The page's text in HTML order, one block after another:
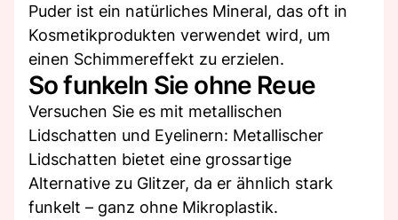
Puder ist ein natürliches Mineral, das oft in
Kosmetikprodukten verwendet wird, um
einen Schimmereffekt zu erzielen.
So funkeln Sie ohne Reue
Versuchen Sie es mit metallischen
Lidschatten und Eyelinern: Metallischer
Lidschatten bietet eine grossartige
Alternative zu Glitzer, da er ähnlich stark
funkelt – ganz ohne Mikroplastik.